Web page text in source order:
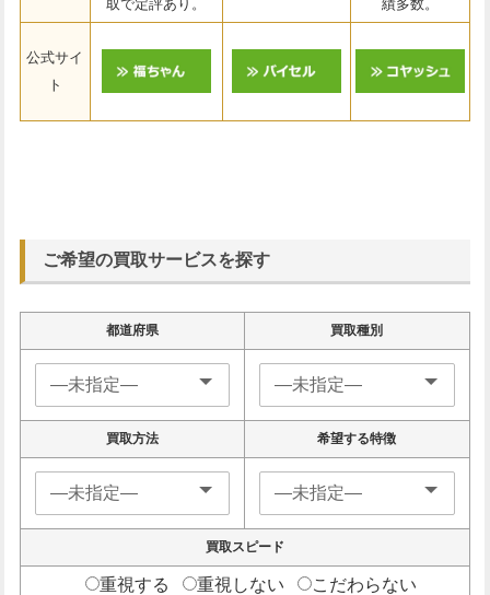
取で定評あり。 績多数。
公式サイ
ト
ご希望の買取サービスを探す
都道府県 買取種別
買取方法 希望する特徴
買取スピード
重視する 重視しない こだわらない